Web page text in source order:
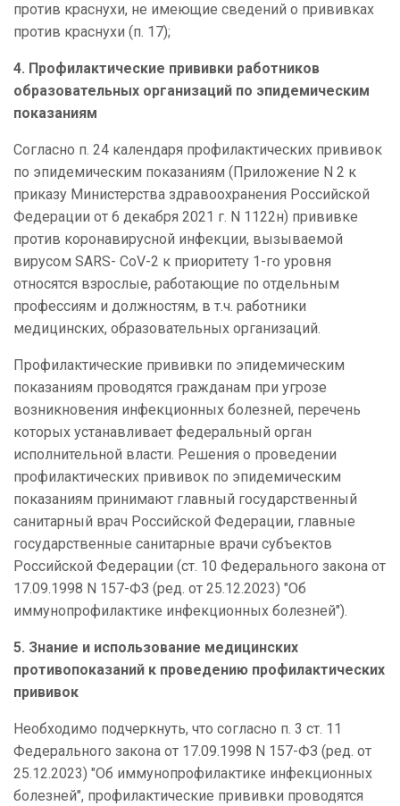
против краснухи, не имеющие сведений о прививках
против краснухи (п. 17);
4. Профилактические прививки работников
образовательных организаций по эпидемическим
показаниям
Согласно п. 24 календаря профилактических прививок
по эпидемическим показаниям (Приложение N 2 к
приказу Министерства здравоохранения Российской
Федерации от 6 декабря 2021 г. N 1122н) прививке
против коронавирусной инфекции, вызываемой
вирусом SARS- СоV-2 к приоритету 1-го уровня
относятся взрослые, работающие по отдельным
профессиям и должностям, в т.ч. работники
медицинских, образовательных организаций.
Профилактические прививки по эпидемическим
показаниям проводятся гражданам при угрозе
возникновения инфекционных болезней, перечень
которых устанавливает федеральный орган
исполнительной власти. Решения о проведении
профилактических прививок по эпидемическим
показаниям принимают главный государственный
санитарный врач Российской Федерации, главные
государственные санитарные врачи субъектов
Российской Федерации (ст. 10 Федерального закона от
17.09.1998 N 157-ФЗ (ред. от 25.12.2023) "Об
иммунопрофилактике инфекционных болезней").
5. Знание и использование медицинских
противопоказаний к проведению профилактических
прививок
Необходимо подчеркнуть, что согласно п. 3 ст. 11
Федерального закона от 17.09.1998 N 157-ФЗ (ред. от
25.12.2023) "Об иммунопрофилактике инфекционных
болезней", профилактические прививки проводятся